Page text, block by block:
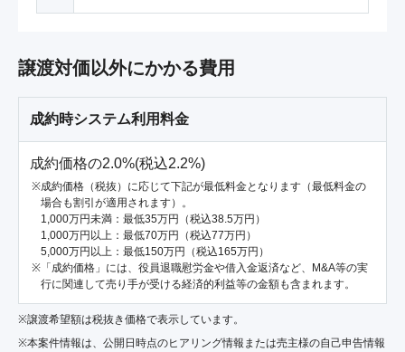
譲渡対価以外にかかる費用
成約時システム利用料金
成約価格の2.0%(税込2.2%)
成約価格（税抜）に応じて下記が最低料金となります（最低料金の
場合も割引が適用されます）。
1,000万円未満：最低35万円（税込38.5万円）
1,000万円以上：最低70万円（税込77万円）
5,000万円以上：最低150万円（税込165万円）
「成約価格」には、役員退職慰労金や借入金返済など、M&A等の実
行に関連して売り手が受ける経済的利益等の金額も含まれます。
※譲渡希望額は税抜き価格で表示しています。
※本案件情報は、公開日時点のヒアリング情報または売主様の自己申告情報